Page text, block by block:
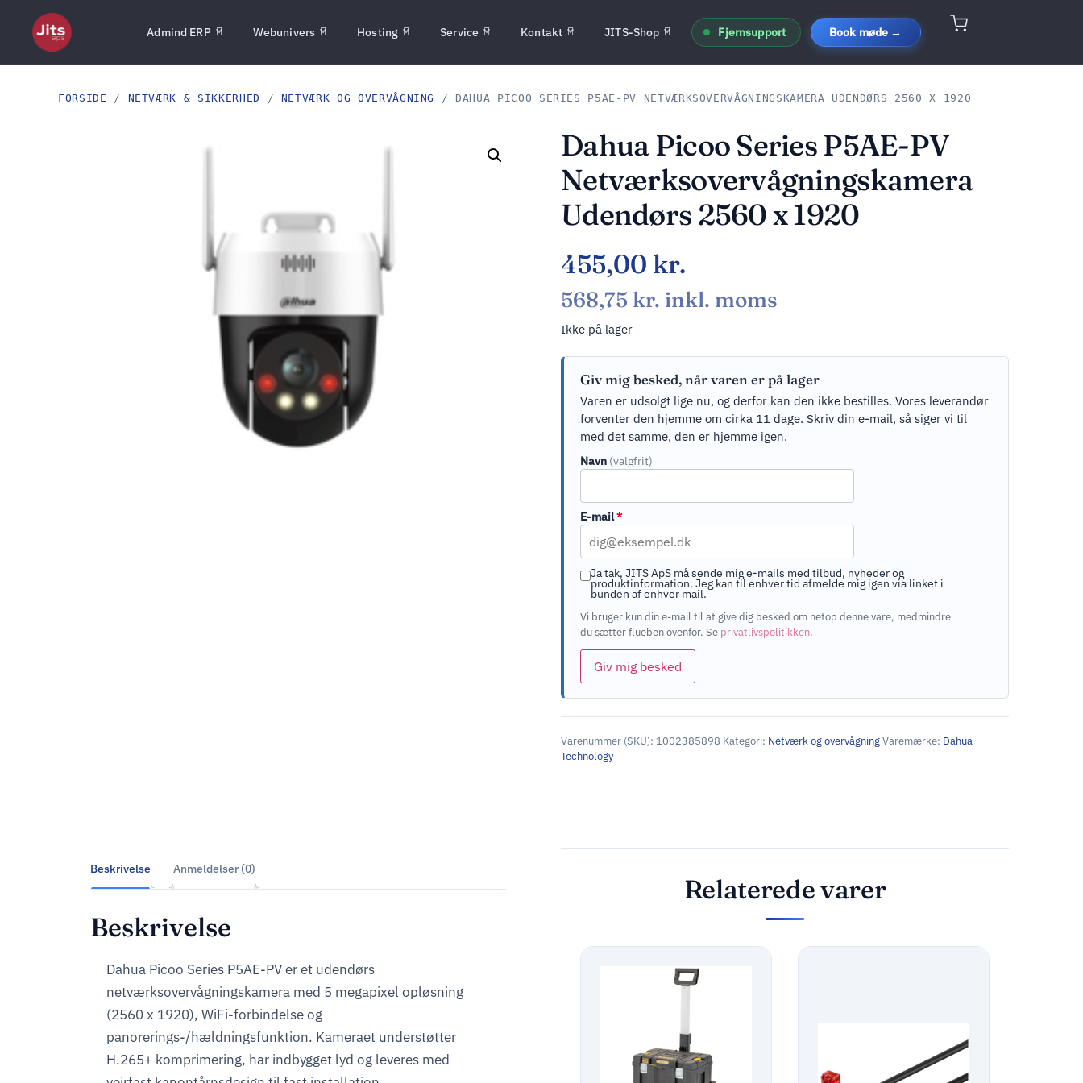
Admind ERP Webunivers Hosting Service Kontakt JITS-Shop Fjernsupport Book møde →
FORSIDE / NETVÆRK & SIKKERHED / NETVÆRK OG OVERVÅGNING / DAHUA PICOO SERIES P5AE-PV NETVÆRKSOVERVÅGNINGSKAMERA UDENDØRS 2560 X 1920
Dahua Picoo Series P5AE-PV
Netværksovervågningskamera
Udendørs 2560 x 1920
455,00 kr.
568,75 kr. inkl. moms
Ikke på lager
Giv mig besked, når varen er på lager
Varen er udsolgt lige nu, og derfor kan den ikke bestilles. Vores leverandør
forventer den hjemme om cirka 11 dage. Skriv din e-mail, så siger vi til
med det samme, den er hjemme igen.
Navn (valgfrit)
E-mail*
Ja tak, JITS ApS må sende mig e-mails med tilbud, nyheder og
produktinformation. Jeg kan til enhver tid afmelde mig igen via linket i
bunden af enhver mail.
Vi bruger kun din e-mail til at give dig besked om netop denne vare, medmindre
du sætter flueben ovenfor. Se privatlivspolitikken.
Giv mig besked
Varenummer (SKU): 1002385898 Kategori: Netværk og overvågningVaremærke: Dahua
Technology
Beskrivelse Anmeldelser (0)
Beskrivelse
Dahua Picoo Series P5AE-PV er et udendørs
netværksovervågningskamera med 5 megapixel opløsning
(2560 x 1920), WiFi-forbindelse og
panorerings-/hældningsfunktion. Kameraet understøtter
H.265+ komprimering, har indbygget lyd og leveres med
Relaterede varer